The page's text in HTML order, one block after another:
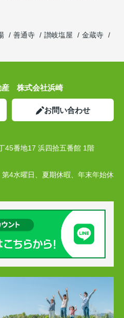
善通寺 讃岐塩屋
金蔵寺
産 株式会社浜崎
お問い合わせ
45番地17 浜四拾五番館 1階
4水曜日、夏期休暇、年末年始休